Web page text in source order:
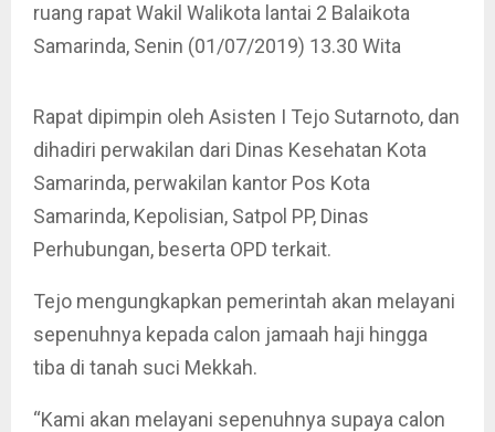
ruang rapat Wakil Walikota lantai 2 Balaikota
Samarinda, Senin (01/07/2019) 13.30 Wita
Rapat dipimpin oleh Asisten I Tejo Sutarnoto, dan
dihadiri perwakilan dari Dinas Kesehatan Kota
Samarinda, perwakilan kantor Pos Kota
Samarinda, Kepolisian, Satpol PP, Dinas
Perhubungan, beserta OPD terkait.
Tejo mengungkapkan pemerintah akan melayani
sepenuhnya kepada calon jamaah haji hingga
tiba di tanah suci Mekkah.
“Kami akan melayani sepenuhnya supaya calon